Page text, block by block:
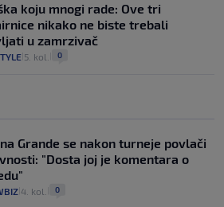
koju mnogi rade: Ove tri
nikako ne biste trebali
u zamrzivač
5. kol. 0
Grande se nakon turneje povlači
"Dosta joj je komentara o
4. kol. 0